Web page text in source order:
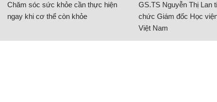
Chăm sóc sức khỏe cần thực hiện
ngay khi cơ thể còn khỏe
GS.TS Nguyễn Thị Lan
chức Giám đốc Học
Việt Nam